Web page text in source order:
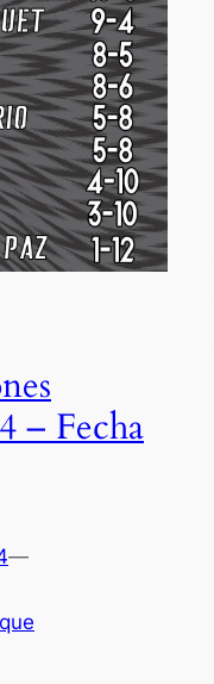
– Fecha
—